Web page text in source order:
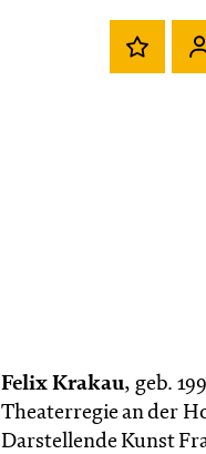
Felix Krakau, geb.
Theaterregie an der
Darstellende Kunst